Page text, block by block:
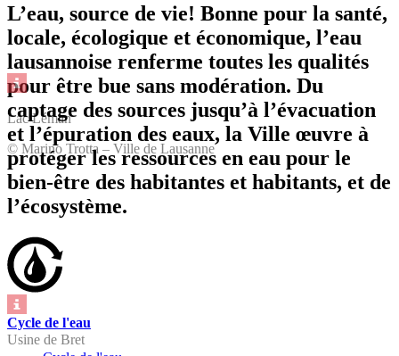
Lac Léman
© Marino Trotta – Ville de Lausanne
Usine de Bret
L’eau, source de vie! Bonne pour la santé,
locale, écologique et économique, l’eau
lausannoise renferme toutes les qualités
pour être bue sans modération. Du
captage des sources jusqu’à l’évacuation
et l’épuration des eaux, la Ville œuvre à
protéger les ressources en eau pour le
bien-être des habitantes et habitants, et de
l’écosystème.
Cycle de l'eau